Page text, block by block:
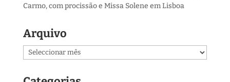
Carmo, com procissão e Missa Solene em Lisboa
Arquivo
Arquivo